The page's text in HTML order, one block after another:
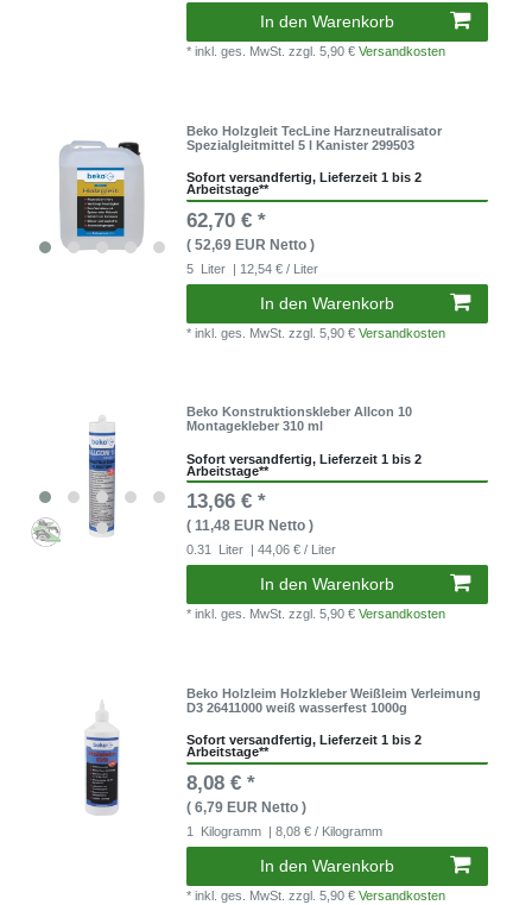
In den Warenkorb
* inkl. ges. MwSt.zzgl. 5,90 €Versandkosten
Beko Holzgleit TecLine Harzneutralisator
Spezialgleitmittel 5 l Kanister 299503
Sofort versandfertig, Lieferzeit 1 bis 2
Arbeitstage**
62,70 € *
( 52,69 EUR Netto )
5 Liter | 12,54 € / Liter
In den Warenkorb
* inkl. ges. MwSt.zzgl. 5,90 €Versandkosten
Beko Konstruktionskleber Allcon 10
Montagekleber 310 ml
Sofort versandfertig, Lieferzeit 1 bis 2
Arbeitstage**
13,66 € *
( 11,48 EUR Netto )
0.31 Liter | 44,06 € / Liter
In den Warenkorb
* inkl. ges. MwSt.zzgl. 5,90 €Versandkosten
Beko Holzleim Holzkleber Weißleim Verleimung
D3 26411000 weiß wasserfest 1000g
Sofort versandfertig, Lieferzeit 1 bis 2
Arbeitstage**
8,08 € *
( 6,79 EUR Netto )
1 Kilogramm | 8,08 € / Kilogramm
In den Warenkorb
* inkl. ges. MwSt.zzgl. 5,90 €Versandkosten